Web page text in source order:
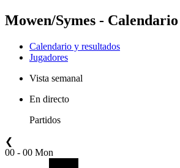
Mowen/Symes -
Calendario y resultados
Jugadores
Vista semanal
En directo
Partidos
❮
00 - 00 Mon